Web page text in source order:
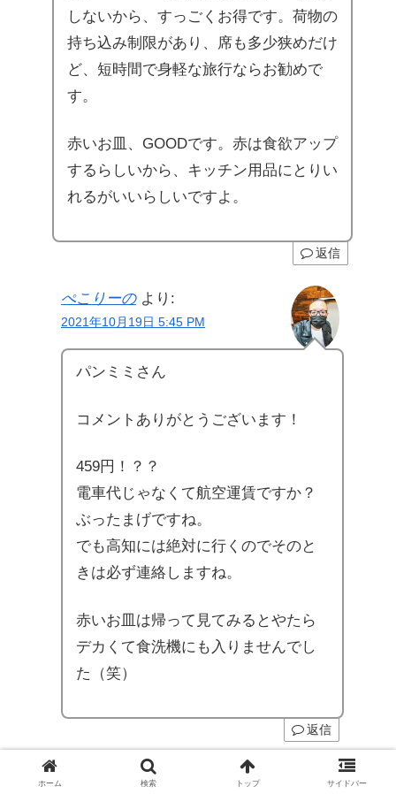
しないから、すっごくお得です。荷物の
持ち込み制限があり、席も多少狭めだけ
ど、短時間で身軽な旅行ならお勧めで
す。
赤いお皿、GOODです。赤は食欲アップ
するらしいから、キッチン用品にとりい
れるがいいらしいですよ。
返信
ぺこりーの より:
2021年10月19日 5:45 PM
パンミミさん
コメントありがとうございます！
459円！？？
電車代じゃなくて航空運賃ですか？
ぶったまげですね。
でも高知には絶対に行くのでそのと
きは必ず連絡しますね。
赤いお皿は帰って見てみるとやたら
デカくて食洗機にも入りませんでし
た（笑）
返信
tantan より:
ホーム 検索 トップ サイドバー